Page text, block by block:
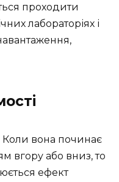
проходити
лабораторіях і
Коли вона починає
вгору або вниз, то
ефект